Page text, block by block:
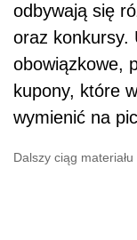
odbywają się
oraz konkursy.
obowiązkowe,
kupony, które
wymienić na
Dalszy ciąg